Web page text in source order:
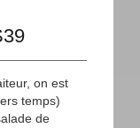
on est
temps)
de